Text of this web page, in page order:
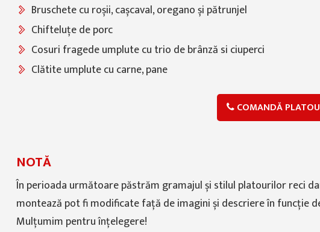
Bruschete cu roșii, cașcaval, oregano și pătrunjel
Chifteluțe de porc
Cosuri fragede umplute cu trio de brânză si ciuperci
Clătite umplute cu carne, pane
COMANDĂ PLATOU
NOTĂ
În perioada următoare păstrăm gramajul și stilul platourilor reci
montează pot fi modificate față de imagini și descriere în funcție
Mulțumim pentru înțelegere!